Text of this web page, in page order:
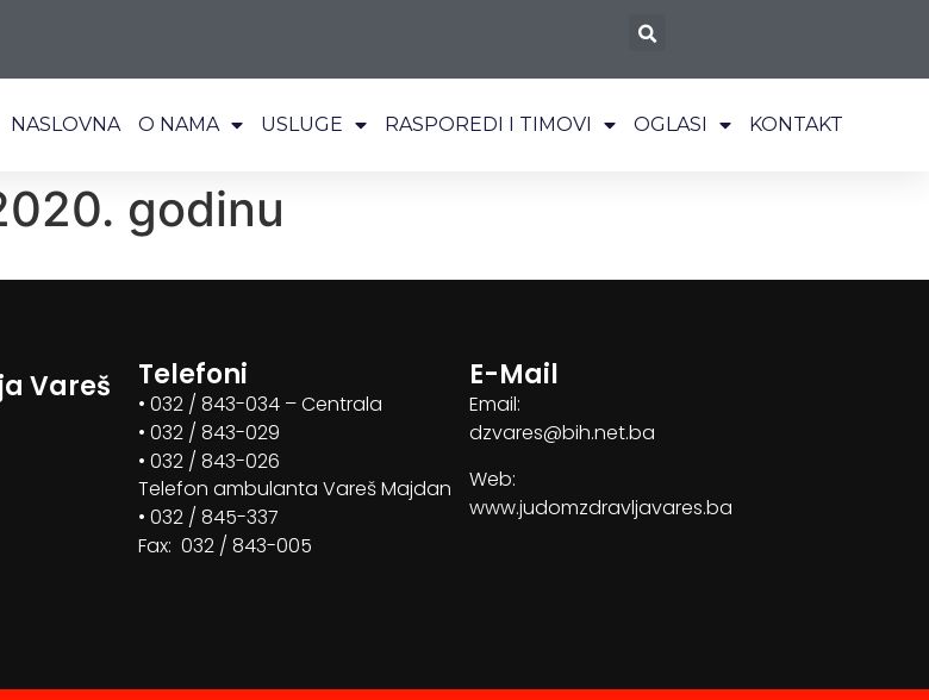
NASLOVNA O NAMA USLUGE RASPOREDI I TIMOVI OGLASI KONTAKT
godinu
Vareš Telefoni
• 032 / 843-034 – Centrala
• 032 / 843-029
• 032 / 843-026
Telefon ambulanta Vareš Majdan
• 032 / 845-337
Fax: 032 / 843-005
E-Mail
Email:
dzvares@bih.net.ba
Web:
www.judomzdravljavares.ba